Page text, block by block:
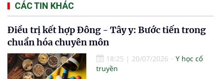
CÁC TIN KHÁC
Điều trị kết hợp Đông - Tây y: Bước tiến trong
chuẩn hóa chuyên môn
18:25 | 20/07/2026
Y học cổ
truyền